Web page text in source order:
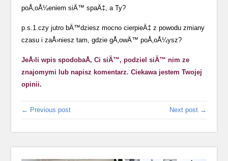
poÅ‚oÅ¼eniem siÄ™ spaÄ‡, a Ty?
p.s.1.czy jutro bÄ™dziesz mocno cierpieÄ‡ z powodu zmiany
czasu i zaÅ›niesz tam, gdzie gÅ‚owÄ™ poÅ‚oÅ¼ysz?
JeÅ›li wpis spodobaÅ‚ Ci siÄ™, podziel siÄ™ nim ze
znajomymi lub napisz komentarz. Ciekawa jestem Twojej
opinii.
← Previous post Next post →